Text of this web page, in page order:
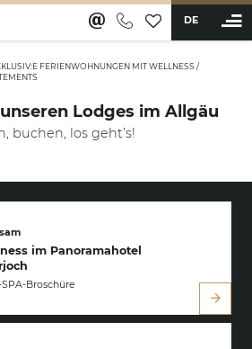
DE
& Appartements
FERIENWOHNUNGEN MIT WELLNESS /
Lodges im Allgäu
buchen, los geht’s!
im Panoramahotel
Broschüre